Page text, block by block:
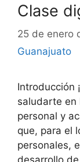
Clase
25 de enero
Guanajuato
Introducción
saludarte en
personal y
que, para el
personales,
desarrollo